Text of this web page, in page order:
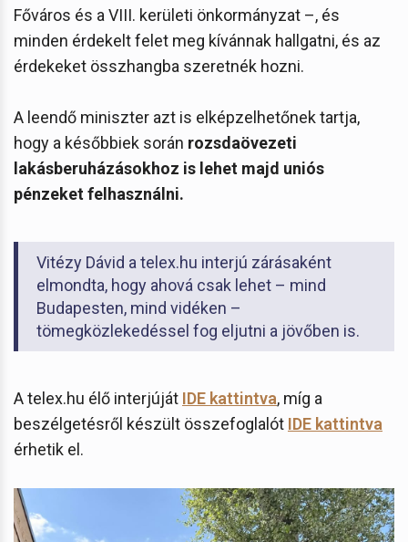
Főváros és a VIII. kerületi önkormányzat –, és
minden érdekelt felet meg kívánnak hallgatni, és az
érdekeket összhangba szeretnék hozni.
A leendő miniszter azt is elképzelhetőnek tartja,
hogy a későbbiek során rozsdaövezeti
lakásberuházásokhoz is lehet majd uniós
pénzeket felhasználni.
Vitézy Dávid a telex.hu interjú zárásaként
elmondta, hogy ahová csak lehet – mind
Budapesten, mind vidéken –
tömegközlekedéssel fog eljutni a jövőben is.
A telex.hu élő interjúját IDE kattintva, míg a
beszélgetésről készült összefoglalót IDE kattintva
érhetik el.